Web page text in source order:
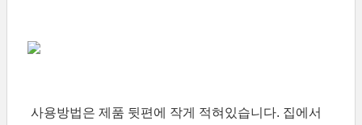
사용방법은 제품 뒷편에 작게 적혀있습니다. 집에서